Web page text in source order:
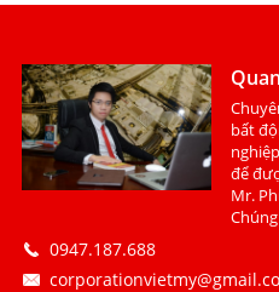
bất
để
Mr.
0947.187.688